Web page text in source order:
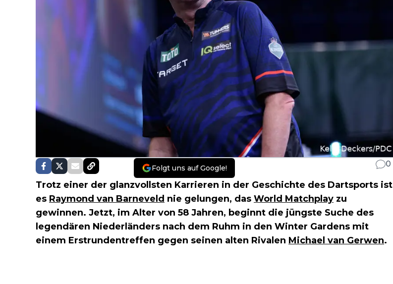
Folgt uns auf Google! 0
Trotz einer der glanzvollsten Karrieren in der Geschichte des Dartsports ist
es Raymond van Barneveld nie gelungen, das World Matchplay zu
gewinnen. Jetzt, im Alter von 58 Jahren, beginnt die jüngste Suche des
legendären Niederländers nach dem Ruhm in den Winter Gardens mit
einem Erstrundentreffen gegen seinen alten Rivalen Michael van Gerwen.